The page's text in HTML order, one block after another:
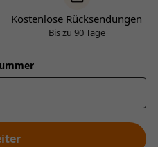
Kostenlose Rücksendungen
Bis zu 90 Tage